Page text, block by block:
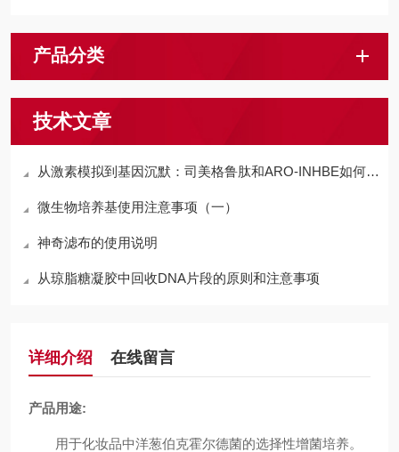
产品分类
技术文章
从激素模拟到基因沉默：司美格鲁肽和ARO-INHBE如何调控代谢，助力减脂增肌
微生物培养基使用注意事项（一）
神奇滤布的使用说明
从琼脂糖凝胶中回收DNA片段的原则和注意事项
详细介绍 在线留言
产品用途:
用于化妆品中洋葱伯克霍尔德菌的选择性增菌培养。